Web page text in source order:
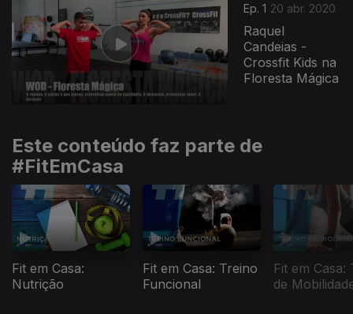
Ep. 1 20 abr. 2020
Raquel
Candeias -
Crossfit Kids na
Floresta Mágica
Este conteúdo faz parte de
#FitEmCasa
Fit em Casa:
Nutrição
Fit em Casa: Treino
Funcional
Fit em Casa:
de